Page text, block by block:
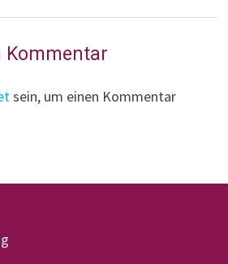
Kommentar
sein, um einen Kommentar